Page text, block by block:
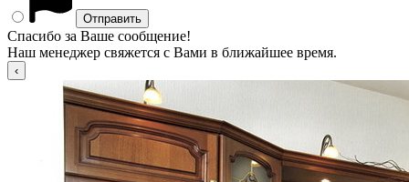
Спасибо за Ваше сообщение!
Наш менеджер свяжется с Вами в ближайшее время.